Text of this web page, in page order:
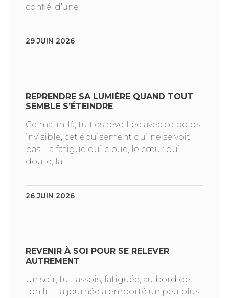
confié, d’une
29 JUIN 2026
REPRENDRE SA LUMIÈRE QUAND TOUT
SEMBLE S’ÉTEINDRE
Ce matin-là, tu t’es réveillée avec ce poids
invisible, cet épuisement qui ne se voit
pas. La fatigue qui cloue, le cœur qui
doute, la
26 JUIN 2026
REVENIR À SOI POUR SE RELEVER
AUTREMENT
Un soir, tu t’assois, fatiguée, au bord de
ton lit. La journée a emporté un peu plus